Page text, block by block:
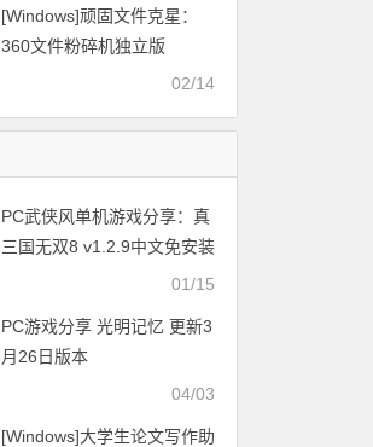
[Windows]顽固文件克星：
360文件粉碎机独立版
02/14
PC武侠风单机游戏分享：真
三国无双8 v1.2.9中文免安装
版 附修改器+存档+原声音乐
01/15
PC游戏分享 光明记忆 更新3
月26日版本
04/03
[Windows]大学生论文写作助